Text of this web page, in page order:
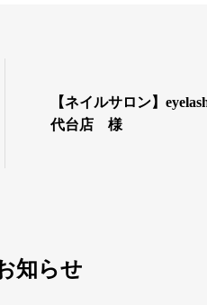
【ネイルサロン】
代台店 様
知らせ